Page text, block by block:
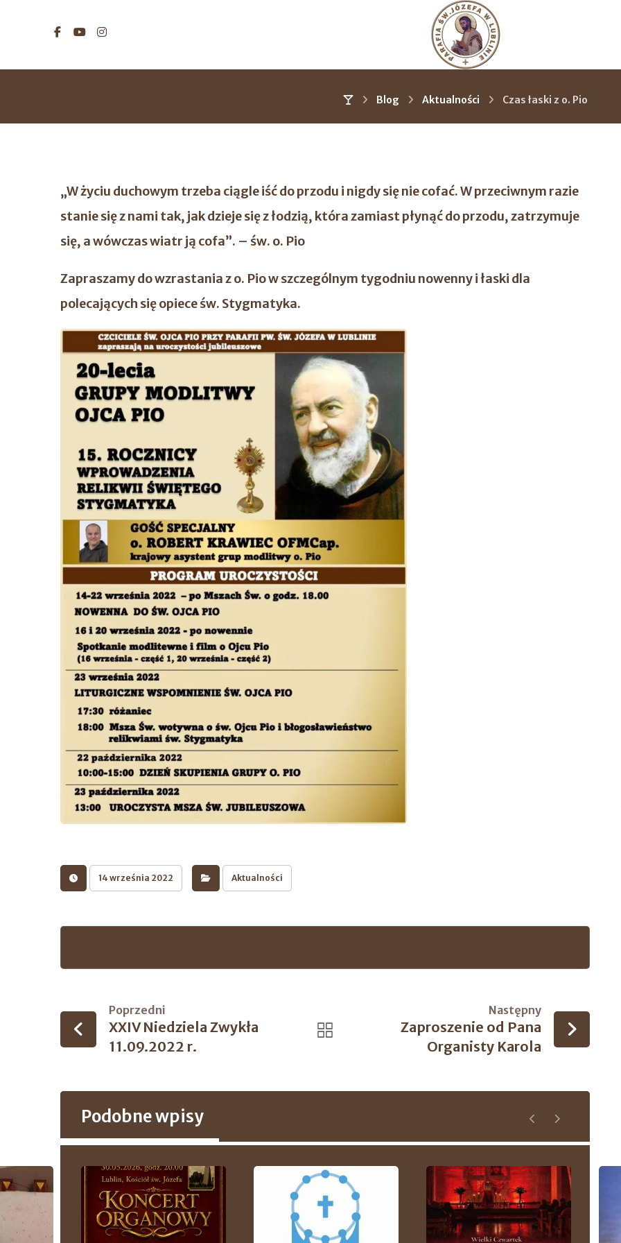
Blog Aktualności Czas łaski z o. Pio
„W życiu duchowym trzeba ciągle iść do przodu i nigdy się nie cofać. W przeciwnym razie
stanie się z nami tak, jak dzieje się z łodzią, która zamiast płynąć do przodu, zatrzymuje
się, a wówczas wiatr ją cofa”. – św. o. Pio
Zapraszamy do wzrastania z o. Pio w szczególnym tygodniu nowenny i łaski dla
polecających się opiece św. Stygmatyka.
14 września 2022 Aktualności
Poprzedni
XXIV Niedziela Zwykła
11.09.2022 r.
Następny
Zaproszenie od Pana
Organisty Karola
Podobne wpisy